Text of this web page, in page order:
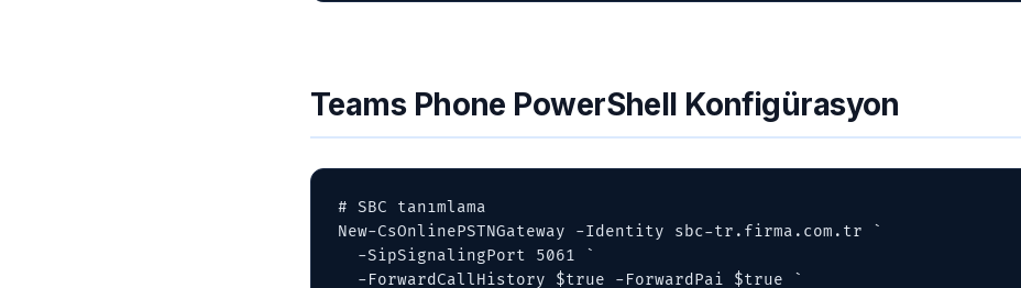
Teams Phone PowerShell Konfigürasyon
# SBC tanımlama
New-CsOnlinePSTNGateway -Identity sbc-tr.firma.com.tr `